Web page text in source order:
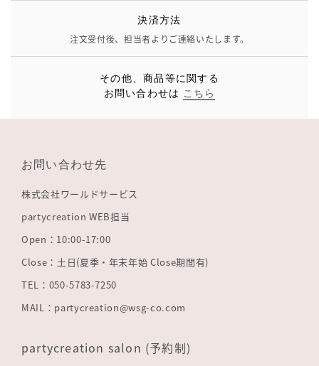
決済方法
注文受付後、担当者よりご連絡いたします。
その他、商品等に関する
お問い合わせは こちら
お問い合わせ先
株式会社ワールドサービス
partycreation WEB担当
Open：10:00-17:00
Close：土日(夏季・年末年始 Close期間有)
TEL：050-5783-7250
MAIL：partycreation@wsg-co.com
partycreation salon (予約制)